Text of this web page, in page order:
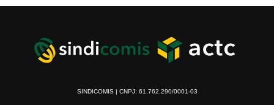
SINDICOMIS | CNPJ: 61.762.290/0001-03